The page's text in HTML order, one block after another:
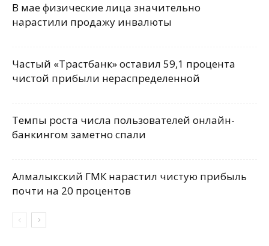
В мае физические лица значительно
нарастили продажу инвалюты
Частый «Трастбанк» оставил 59,1 процента
чистой прибыли нераспределенной
Темпы роста числа пользователей онлайн-
банкингом заметно спали
Алмалыкский ГМК нарастил чистую прибыль
почти на 20 процентов